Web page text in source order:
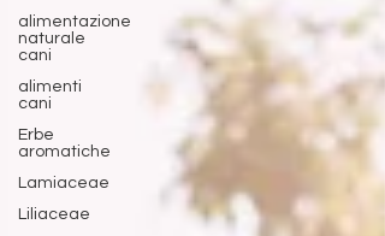
alimentazione
naturale
cani
alimenti
cani
Erbe
aromatiche
Lamiaceae
Liliaceae